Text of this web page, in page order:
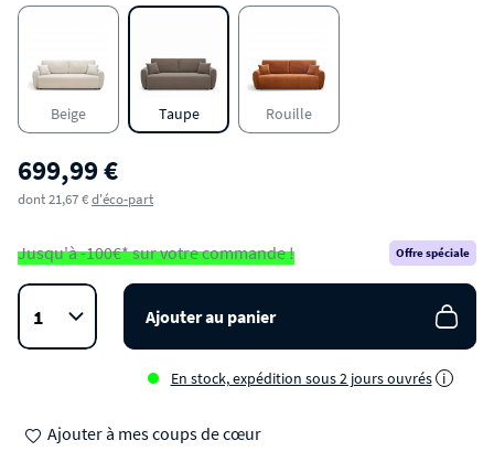
JUL
Canapé convertible 3 places en velours côtelé
Beige Taupe Rouille
699,99 €
dont 21,67 €d'éco-part
Jusqu'à -100€* sur votre commande ! Offre spéciale
Ajouter au panier
En stock, expédition sous 2 jours ouvrés i
Ajouter à mes coups de cœur